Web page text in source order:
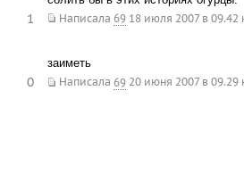
Написала 69 18 июля 2007 в 09.42
1
заиметь
Написала 69 20 июня 2007 в 09.29
0